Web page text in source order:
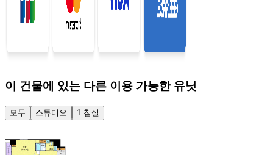
이 건물에 있는 다른 이용 가능한 유닛
모두 스튜디오 1 침실